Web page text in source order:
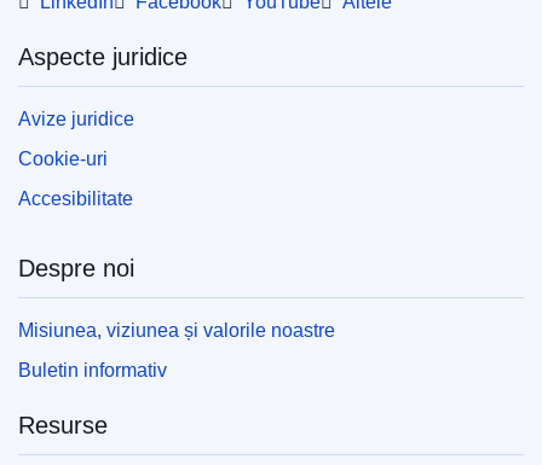
Aspecte juridice
Avize juridice
Cookie-uri
Accesibilitate
Despre noi
Misiunea, viziunea și valorile noastre
Buletin informativ
Resurse